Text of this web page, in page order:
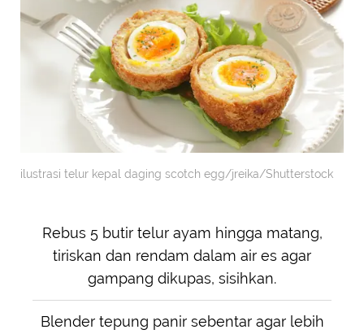
ilustrasi telur kepal daging scotch egg/jreika/Shutterstock
Rebus 5 butir telur ayam hingga matang,
tiriskan dan rendam dalam air es agar
gampang dikupas, sisihkan.
Blender tepung panir sebentar agar lebih